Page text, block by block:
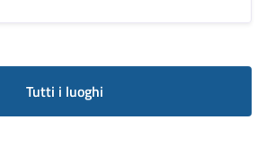
Tutti i luoghi